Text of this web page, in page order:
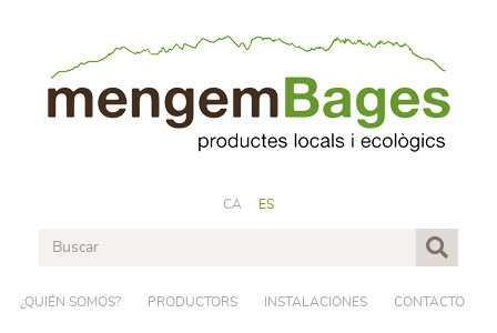
CA ES
¿QUIÉN SOMOS? PRODUCTORS INSTALACIONES CONTACTO